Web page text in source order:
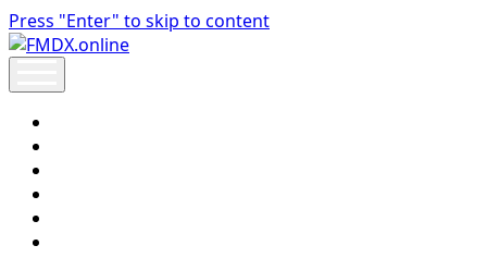
Press "Enter" to skip to content
FMDX.online
menu